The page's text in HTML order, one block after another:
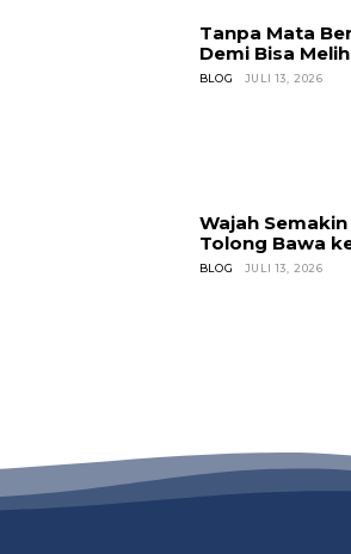
Tanpa Mata
Demi Bisa
BLOG JULI 13, 2026
Wajah
Tolong Bawa
BLOG JULI 13, 2026